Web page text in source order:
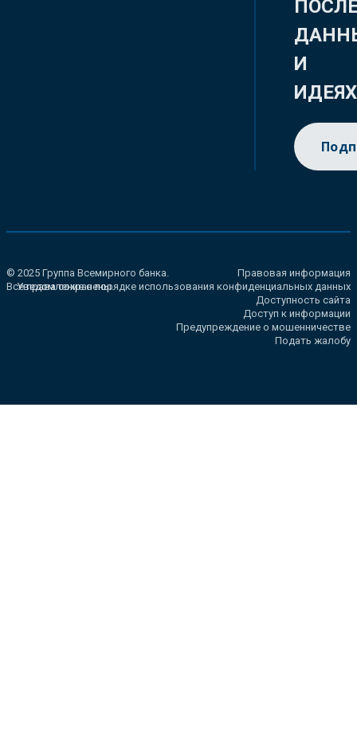
И
ИДЕЯХ
© 2025 Группа Всемирного банка.
Все права сохранены.
Правовая информация
Уведомление о порядке использования конфиденциальных данных
Доступность сайта
Доступ к информации
Предупреждение о мошенничестве
Подать жалобу